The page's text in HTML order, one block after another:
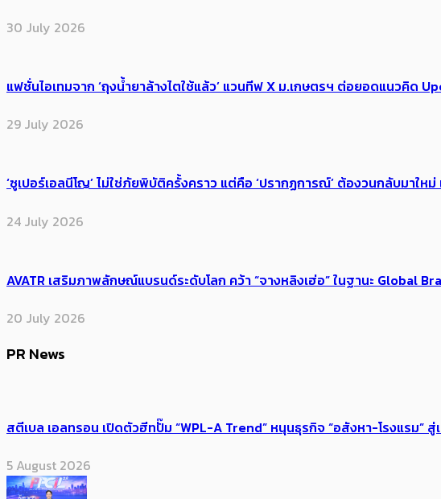
30 July 2026
แฟชั่นไอเทมจาก ‘ถุงน้ำยาล้างไตใช้แล้ว’ แวนทีฟ X ม.เกษตรฯ ต่อยอดแนวคิด
29 July 2026
‘ซูเปอร์เอลนีโญ’ ไม่ใช่ภัยพิบัติครั้งคราว แต่คือ ‘ปรากฏการณ์’ ​ต้อง​วนกลับมาใ
24 July 2026
AVATR เสริมภาพลักษณ์แบรนด์ระดับโลก คว้า “จางหลิงเฮ่อ” ในฐานะ Global
20 July 2026
PR News
สตีเบล เอลทรอน เปิดตัวฮีทปั๊ม “WPL-A Trend” หนุนธุรกิจ “อสังหา-โรงแรม”
5 August 2026